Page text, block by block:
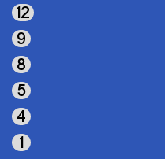
12
9
8
5
4
1